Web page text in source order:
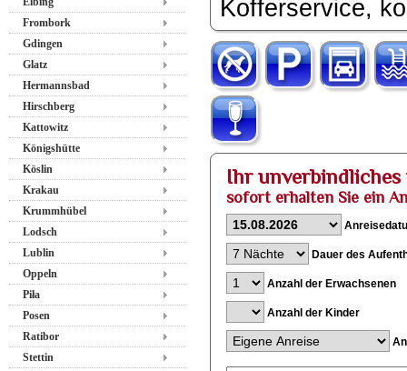
Frombork
Gdingen
Glatz
Hermannsbad
Hirschberg
Kattowitz
Königshütte
Köslin
Krakau
Krummhübel
Lodsch
Lublin
Oppeln
Piła
Posen
Ratibor
Stettin
Kofferservice,
Ihr unverbindliches
sofort erhalten Sie ein
Dauer des
Anzahl der Erwachsenen
Anzahl der Kinder